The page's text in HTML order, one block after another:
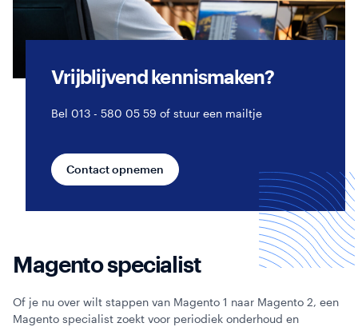
Webinars
Vrijblijvend kennismaken?
Bel 013 - 580 05 59 of stuur een mailtje
Contact opnemen
Magento specialist
Of je nu over wilt stappen van Magento 1 naar Magento 2, een
Magento specialist zoekt voor periodiek onderhoud en